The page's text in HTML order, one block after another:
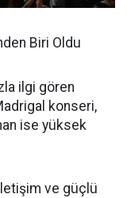
Biri Oldu
ilgi gören
konseri,
ise yüksek
ve güçlü